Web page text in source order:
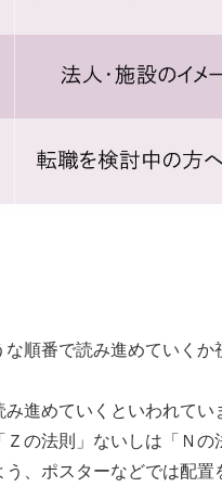
順番で読み進めていくか
進めていくといわれてい
の法則」ないしは「Ｎの
、ポスターなどでは配置